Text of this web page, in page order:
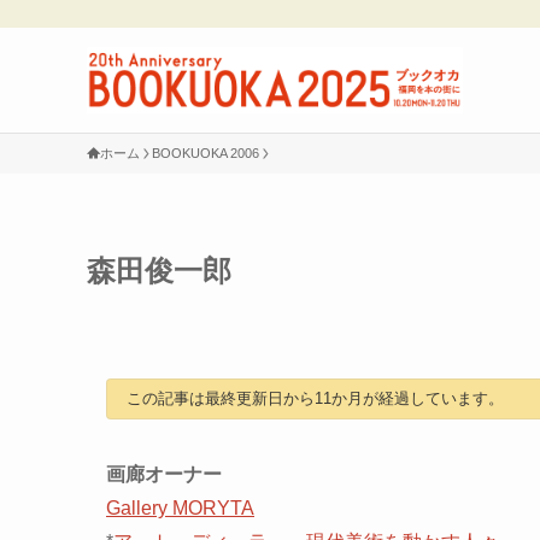
ホーム BOOKUOKA 2006
森田俊一郎
この記事は最終更新日から11か月が経過しています。
画廊オーナー
Gallery MORYTA